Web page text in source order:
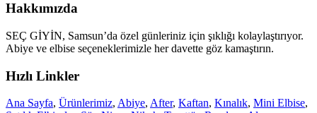
Hakkımızda
SEÇ GİYİN, Samsun’da özel günleriniz için şıklığı kolaylaştırıyor.
Abiye ve elbise seçeneklerimizle her davette göz kamaştırın.
Hızlı Linkler
Ana Sayfa, Ürünlerimiz, Abiye, After, Kaftan, Kınalık, Mini Elbise,